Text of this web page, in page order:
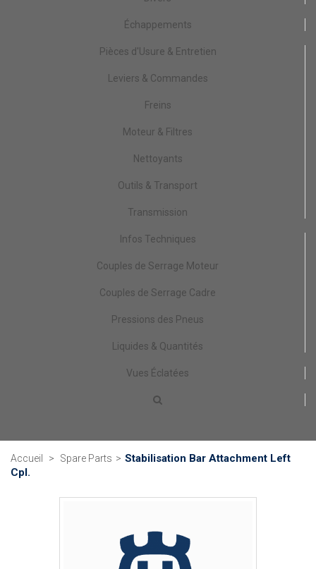
Échappements
Pièces d'Usure & Entretien
Leviers & Commandes
Freins
Moteur & Filtres
Nettoyants
Outils & Transport
Transmission
Infos Techniques
Couples de Serrage Moteur
Couples de Serrage Cadre
Pressions des Pneus
Liquides & Quantités
Vues Éclatées
Accueil > Spare Parts > Stabilisation Bar Attachment Left
Cpl.